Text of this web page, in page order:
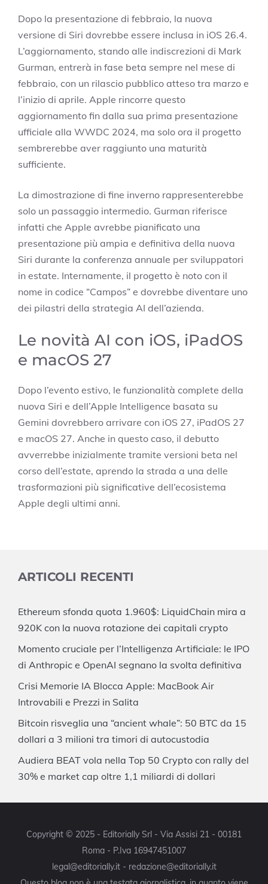
Dopo la presentazione di febbraio, la nuova
versione di Siri dovrebbe essere inclusa in iOS 26.4.
L’aggiornamento, stando alle indiscrezioni di Mark
Gurman, entrerà in fase beta sempre nel mese di
febbraio, con un rilascio pubblico atteso tra marzo e
l’inizio di aprile. Apple rincorre questo
aggiornamento fin dalla sua prima presentazione
ufficiale alla WWDC 2024, ma solo ora il progetto
sembrerebbe aver raggiunto una maturità
sufficiente.
La dimostrazione di fine inverno rappresenterebbe
solo un passaggio intermedio. Gurman riferisce
infatti che Apple avrebbe pianificato una
presentazione più ampia e definitiva della nuova
Siri durante la conferenza annuale per sviluppatori
in estate. Internamente, il progetto è noto con il
nome in codice “Campos” e dovrebbe diventare uno
dei pilastri della strategia AI dell’azienda.
Le novità AI con iOS, iPadOS
e macOS 27
Dopo l’evento estivo, le funzionalità complete della
nuova Siri e dell’Apple Intelligence basata su
Gemini dovrebbero arrivare con iOS 27, iPadOS 27
e macOS 27. Anche in questo caso, il debutto
avverrebbe inizialmente tramite versioni beta nel
corso dell’estate, aprendo la strada a una delle
trasformazioni più significative dell’ecosistema
Apple degli ultimi anni.
ARTICOLI RECENTI
Ethereum sfonda quota 1.960$: LiquidChain mira a
920K con la nuova rotazione dei capitali crypto
Momento cruciale per l’Intelligenza Artificiale: le IPO
di Anthropic e OpenAI segnano la svolta definitiva
Crisi Memorie IA Blocca Apple: MacBook Air
Introvabili e Prezzi in Salita
Bitcoin risveglia una “ancient whale”: 50 BTC da 15
dollari a 3 milioni tra timori di autocustodia
Audiera BEAT vola nella Top 50 Crypto con rally del
30% e market cap oltre 1,1 miliardi di dollari
Copyright © 2025 - Editorially Srl - Via Assisi 21 - 00181
Roma - P.Iva 16947451007
legal@editorially.it - redazione@editorially.it